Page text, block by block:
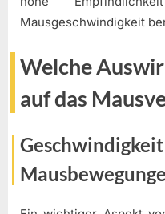
Mausgeschwindigkeit
Welche
auf das